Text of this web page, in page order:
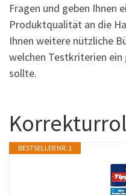
Fragen und geben Ihnen
Produktqualität an die
Ihnen weitere nützliche
welchen Testkriterien
sollte.
BESTSELLER NR. 1